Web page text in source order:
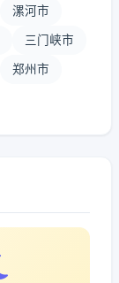
漯河市
三门峡市
郑州市